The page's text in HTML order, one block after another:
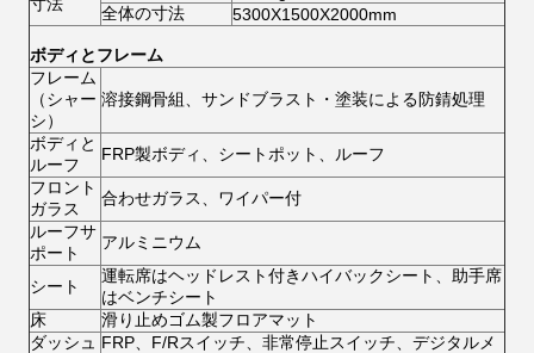
全体の寸法
5300X1500X2000mm
ボディとフレーム
フレーム
（シャー
シ）
溶接鋼骨組、サンドブラスト・塗装による防錆処理
ボディと
ルーフ
FRP製ボディ、シートポット、ルーフ
フロント
ガラス
合わせガラス、ワイパー付
ルーフサ
ポート
アルミニウム
シート
運転席はヘッドレスト付きハイバックシート、助手席
はベンチシート
床
滑り止めゴム製フロアマット
ダッシュ FRP、F/Rスイッチ、非常停止スイッチ、デジタルメ